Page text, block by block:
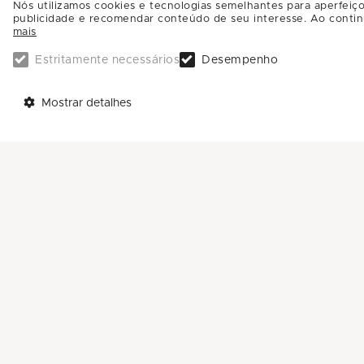
Nós utilizamos cookies e tecnologias semelhantes para
publicidade e recomendar conteúdo de seu interesse. Ao
mais
Estritamente necessários Desempenho
Mostrar detalhes